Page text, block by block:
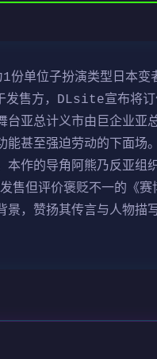
份单位子扮演类型日本变
发售方，DLsite宣布将
亚总计义市由巨企业亚
甚至强迫劳动的下面场
作的导角阿熊乃反亚组
但评价褒贬不一的《赛
景，赞扬其传言与人物